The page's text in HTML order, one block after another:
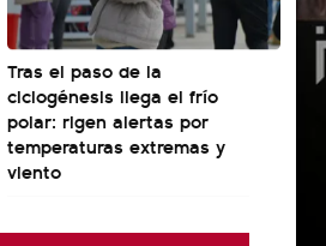
Tras el paso de la
ciclogénesis llega el frío
polar: rigen alertas por
temperaturas extremas y
viento